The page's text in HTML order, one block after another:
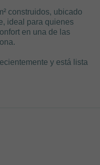
construidos, ubicado
ideal para quienes
en una de las
y está lista